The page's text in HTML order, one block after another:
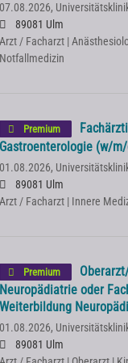
07.08.2026,
89081 Ulm
Arzt / Facharzt |
Notfallmedizin
Premium
Gastroenterologie (w/
01.08.2026,
89081 Ulm
Arzt / Facharzt | Innere
Premium
Neuropädiatrie oder
Weiterbildung
01.08.2026,
89081 Ulm